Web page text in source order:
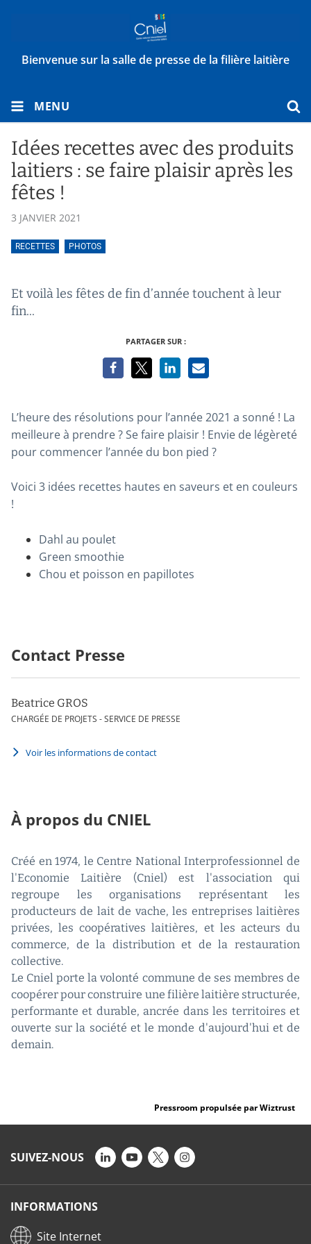
Bienvenue sur la salle de presse de la filière laitière
MENU
Idées recettes avec des produits
laitiers : se faire plaisir après les
fêtes !
3 JANVIER 2021
RECETTES PHOTOS
Et voilà les fêtes de fin d’année touchent à leur
fin...
PARTAGER SUR :
L’heure des résolutions pour l’année 2021 a sonné ! La
meilleure à prendre ? Se faire plaisir ! Envie de légèreté
pour commencer l’année du bon pied ?
Voici 3 idées recettes hautes en saveurs et en couleurs
!
Dahl au poulet
Green smoothie
Chou et poisson en papillotes
Contact Presse
Beatrice GROS
CHARGÉE DE PROJETS - SERVICE DE PRESSE
Voir les informations de contact
À propos du CNIEL
Créé en 1974, le Centre National Interprofessionnel de
l'Economie Laitière (Cniel) est l'association qui
regroupe les organisations représentant les
producteurs de lait de vache, les entreprises laitières
privées, les coopératives laitières, et les acteurs du
commerce, de la distribution et de la restauration
collective.
Le Cniel porte la volonté commune de ses membres de
coopérer pour construire une filière laitière structurée,
performante et durable, ancrée dans les territoires et
ouverte sur la société et le monde d'aujourd'hui et de
demain.
Pressroom propulsée par Wiztrust
SUIVEZ-NOUS
INFORMATIONS
Site Internet